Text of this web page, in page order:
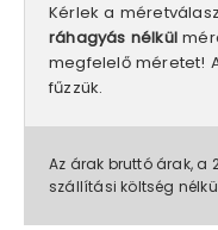
Kérlek a
ráhagyás nélkül
megfelelő méretet!
fűzzük.
Az árak bruttó árak, a
szállítási költség